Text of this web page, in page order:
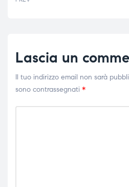
Lascia un
Il tuo indirizzo email non sarà
sono contrassegnati *